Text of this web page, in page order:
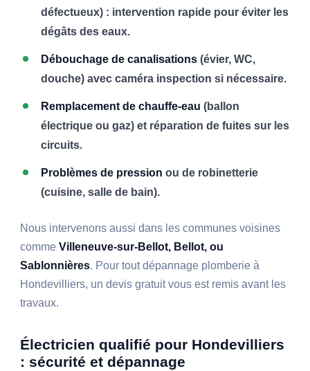
défectueux) : intervention rapide pour éviter les
dégâts des eaux.
Débouchage de canalisations (évier, WC,
douche) avec caméra inspection si nécessaire.
Remplacement de chauffe-eau (ballon
électrique ou gaz) et réparation de fuites sur les
circuits.
Problèmes de pression ou de robinetterie
(cuisine, salle de bain).
Nous intervenons aussi dans les communes voisines
commeVilleneuve-sur-Bellot, Bellot, ou
Sablonnières. Pour tout dépannage plomberie à
Hondevilliers, un devis gratuit vous est remis avant les
travaux.
Électricien qualifié pour Hondevilliers
: sécurité et dépannage